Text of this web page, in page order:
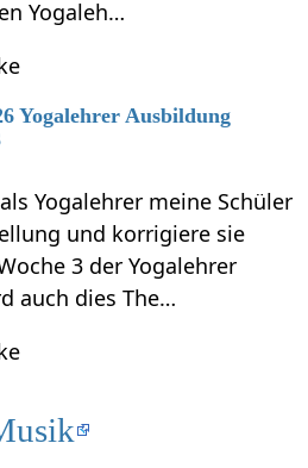
Yogaleh…
Yogalehrer Ausbildung
Yogalehrer meine Schüler
und korrigiere sie
3 der Yogalehrer
auch dies The…